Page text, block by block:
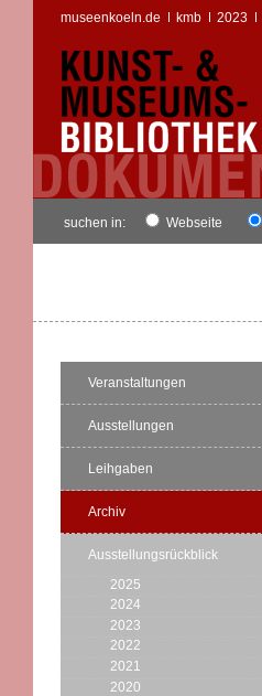
museenkoeln.de kmb 2023
suchen in: Webseite
Veranstaltungen
Ausstellungen
Leihgaben
Archiv
Ausstellungsrückblick
2025
2024
2023
2022
2021
2020